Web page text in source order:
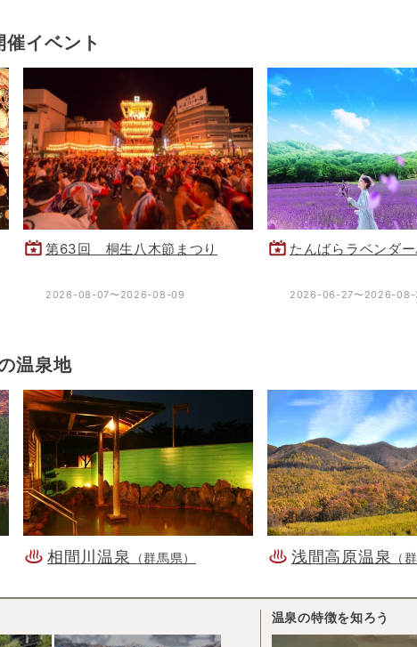
催イベント
第63回 桐生八木節まつり
2026-08-07〜2026-08-09
たんばらラベンダ
2026-06-27〜2026-08-
温泉地
相間川温泉 （群馬県） 浅間高原温泉 （
温泉の特徴を知ろう